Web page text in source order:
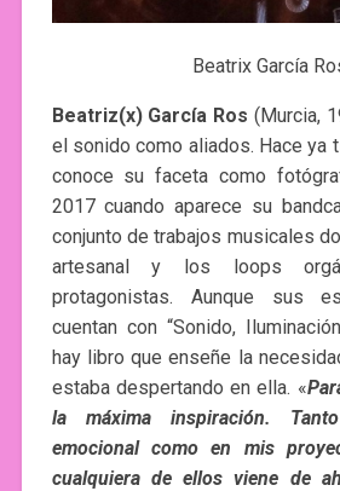
Beatrix García
Beatriz(x) García Ros (Murcia,
el sonido como aliados. Hace ya
conoce su faceta como
2017 cuando aparece su
conjunto de trabajos musicales
artesanal y los loops
protagonistas. Aunque sus
cuentan con “Sonido,
hay libro que enseñe la
estaba despertando en ella. «
la máxima inspiración.
emocional como en mis
cualquiera de ellos viene de